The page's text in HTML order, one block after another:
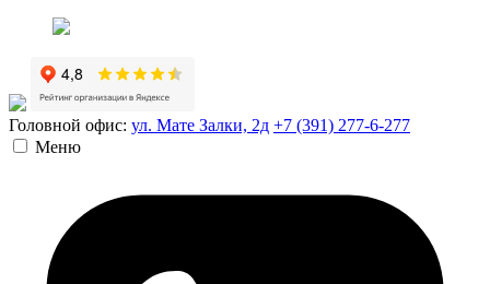
Головной офис: ул. Мате Залки, 2д +7 (391) 277-6-277
Меню